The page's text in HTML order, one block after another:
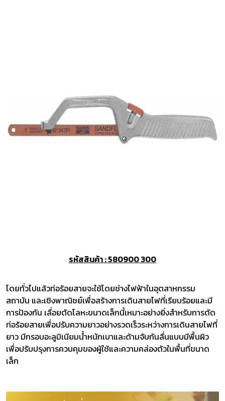
รหัสสินค้า : 580900 300
โดยทั่วไปแล้วท่อร้อยสายจะใช้โดยช่างไฟฟ้าในอุตสาหกรรม
สถาบัน และเชิงพาณิชย์เพื่อสร้างการเดินสายไฟที่เรียบร้อยและมี
การป้องกัน เลื่อยตัดโลหะขนาดเล็กนี้เหมาะอย่างยิ่งสำหรับการตัด
ท่อร้อยสายเพื่อปรับความยาวอย่างรวดเร็วระหว่างการเดินสายไฟที่
ยาว มีกรอบอะลูมิเนียมน้ำหนักเบาและด้ามจับกันลื่นแบบมีพื้นผิว
เพื่อปรับปรุงการควบคุมของผู้ใช้และความคล่องตัวในพื้นที่ขนาด
เล็ก